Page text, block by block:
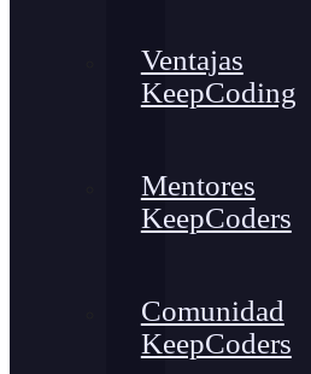
Ventajas
KeepCoding
Mentores
KeepCoders
Comunidad
KeepCoders